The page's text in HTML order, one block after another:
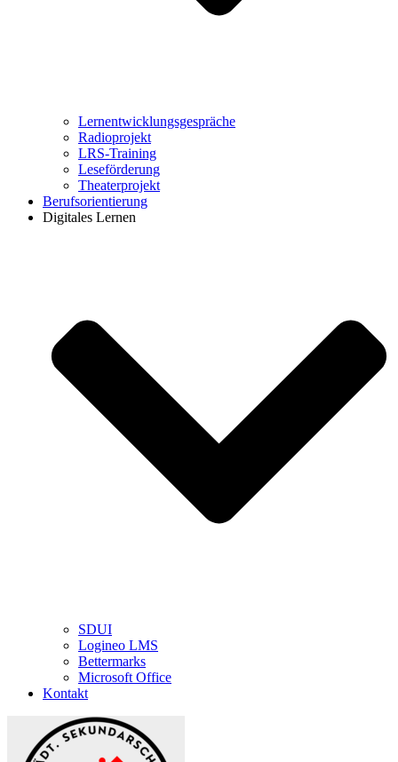
Lernentwicklungsgespräche
Radioprojekt
LRS-Training
Leseförderung
Theaterprojekt
Berufsorientierung
Digitales Lernen
SDUI
Logineo LMS
Bettermarks
Microsoft Office
Kontakt